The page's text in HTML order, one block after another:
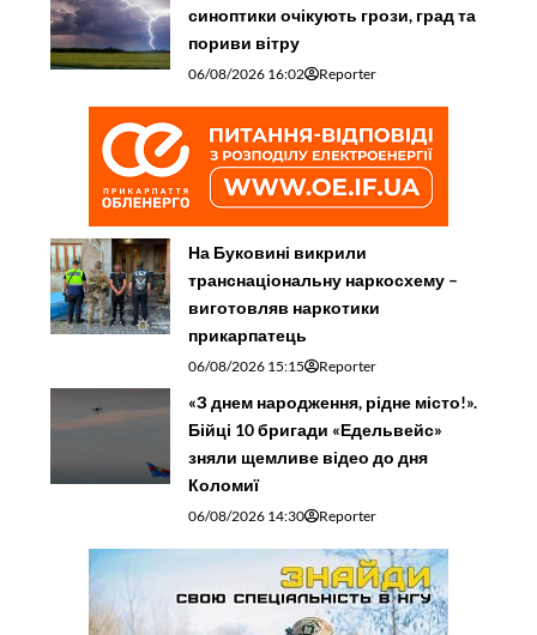
синоптики очікують грози, град та
пориви вітру
06/08/2026 16:02 Reporter
На Буковині викрили
транснаціональну наркосхему –
виготовляв наркотики
прикарпатець
06/08/2026 15:15 Reporter
«З днем народження, рідне місто!».
Бійці 10 бригади «Едельвейс»
зняли щемливе відео до дня
Коломиї
06/08/2026 14:30 Reporter